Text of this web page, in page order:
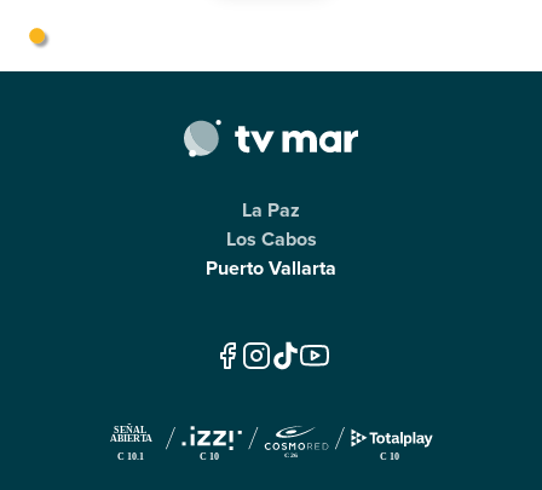
La Paz
Los Cabos
Puerto Vallarta